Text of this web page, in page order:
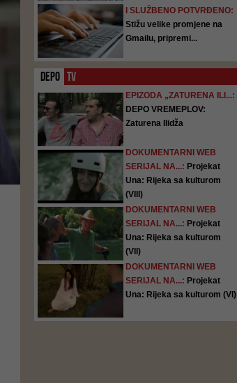
I SLUŽBENO POTVRĐENO:
Stižu velike promjene na
Gmailu, pripremi...
DEPO TV
EPIZODA „ZATURENA ILI...:
DEPO VREMEPLOV:
Zaturena Ilidža
DOKUMENTARNI WEB
SERIJAL NA...: Projekat
Una: Rijeka sa kulturom
(VIII)
DOKUMENTARNI WEB
SERIJAL NA...: Projekat
Una: Rijeka sa kulturom
(VII)
DOKUMENTARNI WEB
SERIJAL NA...: Projekat
Una: Rijeka sa kulturom (VI)